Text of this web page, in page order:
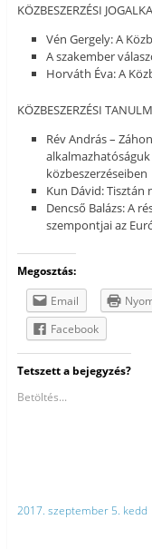
KÖZBESZERZÉSI
Vén Gergely: A
A szakember
Horváth Éva: A
KÖZBESZERZÉSI
Rév András –
közbeszerzéseiben
Kun Dávid:
Dencső Balázs: A
szempontjai az
Megosztás:
Email
Facebook
Tetszett a bejegyzés?
Betöltés...
2017. szeptember 5. kedd